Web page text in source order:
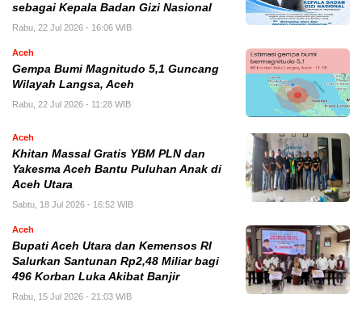
sebagai Kepala Badan Gizi Nasional
Rabu, 22 Jul 2026 - 16:06 WIB
Aceh
Gempa Bumi Magnitudo 5,1 Guncang
Wilayah Langsa, Aceh
Rabu, 22 Jul 2026 - 11:28 WIB
Aceh
Khitan Massal Gratis YBM PLN dan
Yakesma Aceh Bantu Puluhan Anak di
Aceh Utara
Sabtu, 18 Jul 2026 - 16:52 WIB
Aceh
Bupati Aceh Utara dan Kemensos RI
Salurkan Santunan Rp2,48 Miliar bagi
496 Korban Luka Akibat Banjir
Rabu, 15 Jul 2026 - 21:03 WIB